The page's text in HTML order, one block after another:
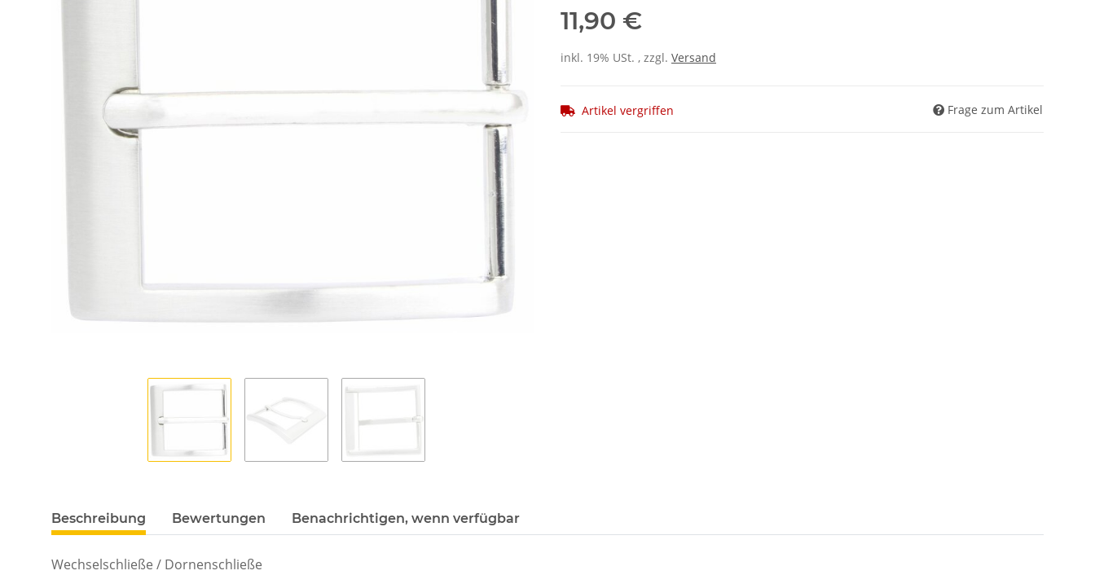
11,90 €
inkl. 19% USt. , zzgl. Versand
Artikel vergriffen Frage zum Artikel
Beschreibung Bewertungen Benachrichtigen, wenn verfügbar
Wechselschließe / Dornenschließe